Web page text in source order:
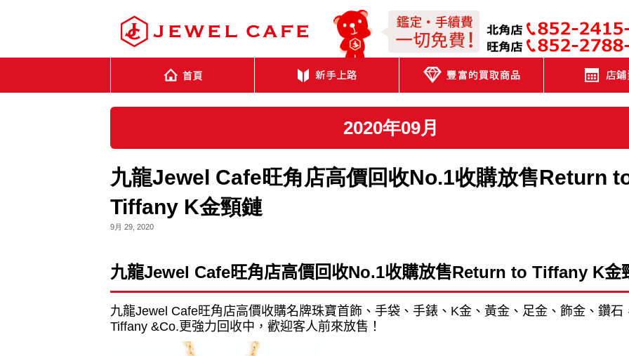
JEWEL CAFE
2020年09月
九龍Jewel Cafe旺角店高價回收No.1收購放售Return
Tiffany K金頸鏈
9月 29, 2020
九龍Jewel Cafe旺角店高價回收No.1收購放售Return to Tiffany K金
九龍Jewel Cafe旺角店高價收購名牌珠寶首飾、手袋、手錶、 K金、黃金、足金、飾金、鑽石
Tiffany &Co.更強力回收中，歡迎客人前來放售！